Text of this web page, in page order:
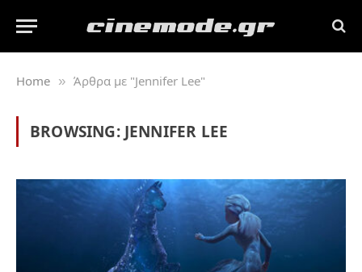
Home » Άρθρα με "Jennifer Lee"
BROWSING: JENNIFER LEE